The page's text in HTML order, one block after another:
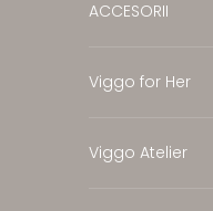
ACCESORII
Viggo for Her
Viggo Atelier